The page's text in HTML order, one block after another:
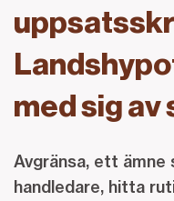
med sig av
Avgränsa, ett
handledare, hitta